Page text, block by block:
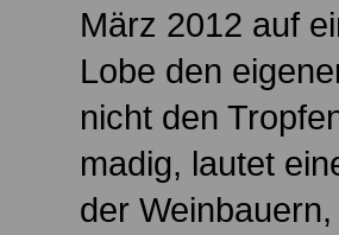
März 2012 auf
Lobe den
nicht den
madig, lautet
der